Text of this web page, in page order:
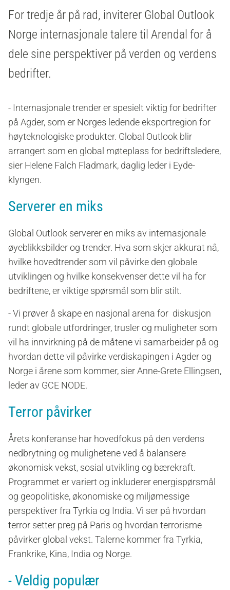
For tredje år på rad, inviterer Global Outlook
Norge internasjonale talere til Arendal for å
dele sine perspektiver på verden og verdens
bedrifter.
- Internasjonale trender er spesielt viktig for bedrifter
på Agder, som er Norges ledende eksportregion for
høyteknologiske produkter. Global Outlook blir
arrangert som en global møteplass for bedriftsledere,
sier Helene Falch Fladmark, daglig leder i Eyde-
klyngen.
Serverer en miks
Global Outlook serverer en miks av internasjonale
øyeblikksbilder og trender. Hva som skjer akkurat nå,
hvilke hovedtrender som vil påvirke den globale
utviklingen og hvilke konsekvenser dette vil ha for
bedriftene, er viktige spørsmål som blir stilt.
- Vi prøver å skape en nasjonal arena for diskusjon
rundt globale utfordringer, trusler og muligheter som
vil ha innvirkning på de måtene vi samarbeider på og
hvordan dette vil påvirke verdiskapingen i Agder og
Norge i årene som kommer, sier Anne-Grete Ellingsen,
leder av GCE NODE.
Terror påvirker
Årets konferanse har hovedfokus på den verdens
nedbrytning og mulighetene ved å balansere
økonomisk vekst, sosial utvikling og bærekraft.
Programmet er variert og inkluderer energispørsmål
og geopolitiske, økonomiske og miljømessige
perspektiver fra Tyrkia og India. Vi ser på hvordan
terror setter preg på Paris og hvordan terrorisme
påvirker global vekst. Talerne kommer fra Tyrkia,
Frankrike, Kina, India og Norge.
- Veldig populær